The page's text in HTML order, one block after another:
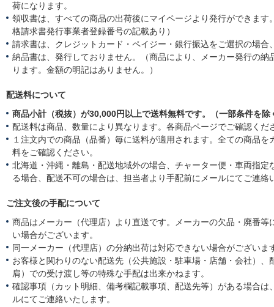
荷になります。
領収書は、すべての商品の出荷後にマイページより発行ができます
格請求書発行事業者登録番号の記載あり）
請求書は、クレジットカード・ペイジー・銀行振込をご選択の場合
納品書は、発行しておりません。（商品により、メーカー発行の納
ります。金額の明記はありません。）
配送料について
商品小計（税抜）が30,000円以上で送料無料です。（一部条件を除
配送料は商品、数量により異なります。各商品ページでご確認くだ
１注文内での商品（品番）毎に送料が適用されます。全ての商品を
料をご確認ください。
北海道・沖縄・離島・配送地域外の場合、チャーター便・車両指定
る場合、配送不可の場合は、担当者より手配前にメールにてご連絡
ご注文後の手配について
商品はメーカー（代理店）より直送です。メーカーの欠品・廃番等
い場合がございます。
同一メーカー（代理店）の分納出荷は対応できない場合がございま
お客様と関わりのない配送先（公共施設・駐車場・店舗・会社）、
肩）での受け渡し等の特殊な手配は出来かねます。
確認事項（カット明細、備考欄記載事項、配送先等）がある場合は
ルにてご連絡いたします。